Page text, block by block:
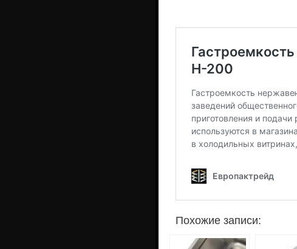
Похожие записи: